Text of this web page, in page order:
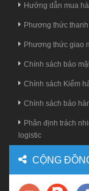
Hướng dẫn mua
Phương thức
Phương thức giao
Chính sách bảo
Chính sách Kiểm
Chính sách bảo
Phân định trách
logistic
CỘNG